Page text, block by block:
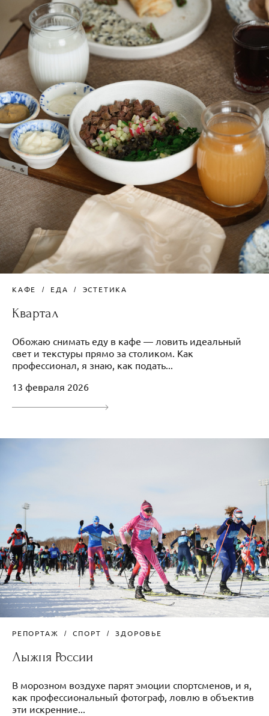
КАФЕ ЕДА ЭСТЕТИКА
Квартал
Обожаю снимать еду в кафе — ловить идеальный
свет и текстуры прямо за столиком. Как
профессионал, я знаю, как подать...
13 февраля 2026
РЕПОРТАЖ СПОРТ ЗДОРОВЬЕ
Лыжня России
В морозном воздухе парят эмоции спортсменов, и я,
как профессиональный фотограф, ловлю в объектив
эти искренние...